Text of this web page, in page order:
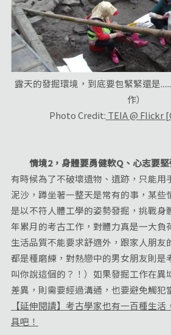
露天的發掘環境，到底要包緊緊還是
作）
Photo Credit: TEIA @ Flickr
情境2，身體要勇健軟Q、心志要
有時候為了不破壞遺物、遺跡，只能用
泥沙，蹲坐著一整天是常有的事，某些
是以不符人體工學的姿勢發掘，挑戰
年累月的考古工作，對體力真是一大負
生活品質不能要求舒適外，跟家人朋友
都是種磨練，對熱戀中的男女朋友則
叫你說這個的？！）如果發掘工作在異
差異，則需要經過溝通，也要避免觸犯
【延伸閱讀】考古學家也有一百種生
具吧！